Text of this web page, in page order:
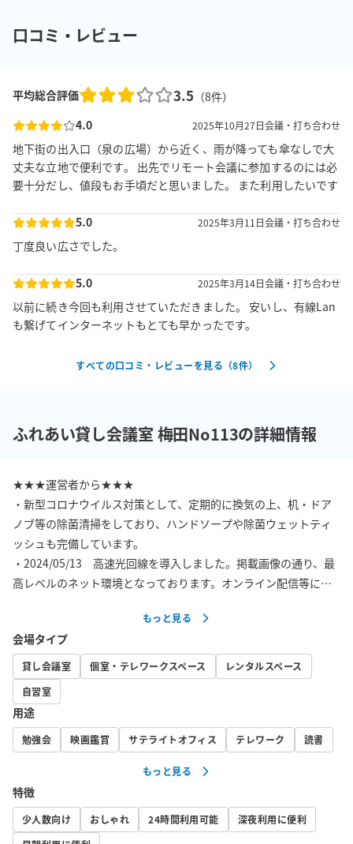
口コミ・レビュー
平均総合評価 3.5 （8件）
4.0
2025年10月27日会議・打ち合わせ
地下街の出入口（泉の広場）から近く、雨が降っても傘なしで大
丈夫な立地で便利です。 出先でリモート会議に参加するのには必
要十分だし、値段もお手頃だと思いました。 また利用したいです
5.0 2025年3月11日会議・打ち合わせ
丁度良い広さでした。
5.0 2025年3月14日会議・打ち合わせ
以前に続き今回も利用させていただきました。 安いし、有線Lan
も繋げてインターネットもとても早かったです。
すべての口コミ・レビューを見る（8件）
ふれあい貸し会議室 梅田No113の詳細情報
★★★運営者から★★★
・新型コロナウイルス対策として、定期的に換気の上、机・ドア
ノブ等の除菌清掃をしており、ハンドソープや除菌ウェットティ
ッシュも完備しています。
・2024/05/13　高速光回線を導入しました。掲載画像の通り、最
高レベルのネット環境となっております。オンライン配信等にも
【その他特徴】
・【広さ】4平米（共用部込）
・梅田駅地下街「ホワイティうめだ（Whityうめだ）」EAST
MALLの真上、「泉の広場」のすぐ横（徒歩10秒）の立地！近隣の
会議室では一番の立地！・近隣に商業施設多数！当ビルすぐの地
下街には飲食店も多数！目の前にはセブンイレブンあり！
・近隣に喫煙所あり（泉の広場内）
・弊社独自の入退室カメラにて管理しているため、面倒な鍵の受
け渡しなどなく、すぐご利用できます！
・最大1まで着席可能です。リモートワーク、作業、自習など、
もっと見る
会場タイプ
貸し会議室 個室・テレワークスペース
レンタルスペース
自習室
用途
勉強会 映画鑑賞 サテライトオフィス テレワーク 読書
もっと見る
特徴
少人数向け おしゃれ 24時間利用可能
深夜利用に便利